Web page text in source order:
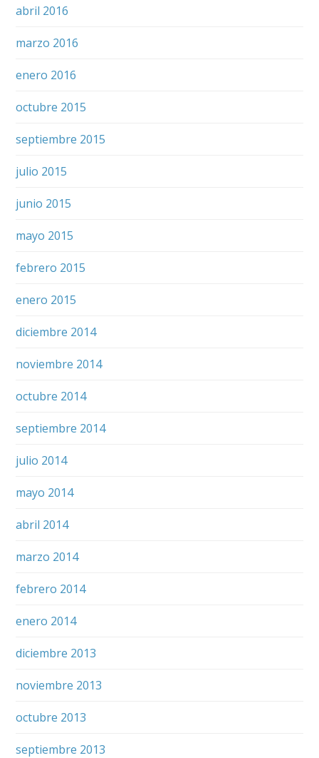
abril 2016
marzo 2016
enero 2016
octubre 2015
septiembre 2015
julio 2015
junio 2015
mayo 2015
febrero 2015
enero 2015
diciembre 2014
noviembre 2014
octubre 2014
septiembre 2014
julio 2014
mayo 2014
abril 2014
marzo 2014
febrero 2014
enero 2014
diciembre 2013
noviembre 2013
octubre 2013
septiembre 2013